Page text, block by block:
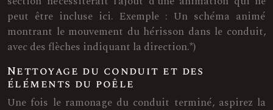
peut être incluse ici. Exemple : Un schéma animé
montrant le mouvement du hérisson dans le conduit,
avec des flèches indiquant la direction.*)
Nettoyage du conduit et des
éléments du poêle
Une fois le ramonage du conduit terminé, aspirez la